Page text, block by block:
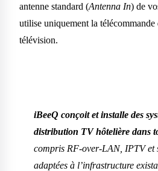
antenne standard (Antenna In) de
utilise uniquement la télécommande
télévision.
iBeeQ conçoit et installe des
distribution TV hôtelière dans
compris RF-over-LAN, IPTV et
adaptées à l’infrastructure